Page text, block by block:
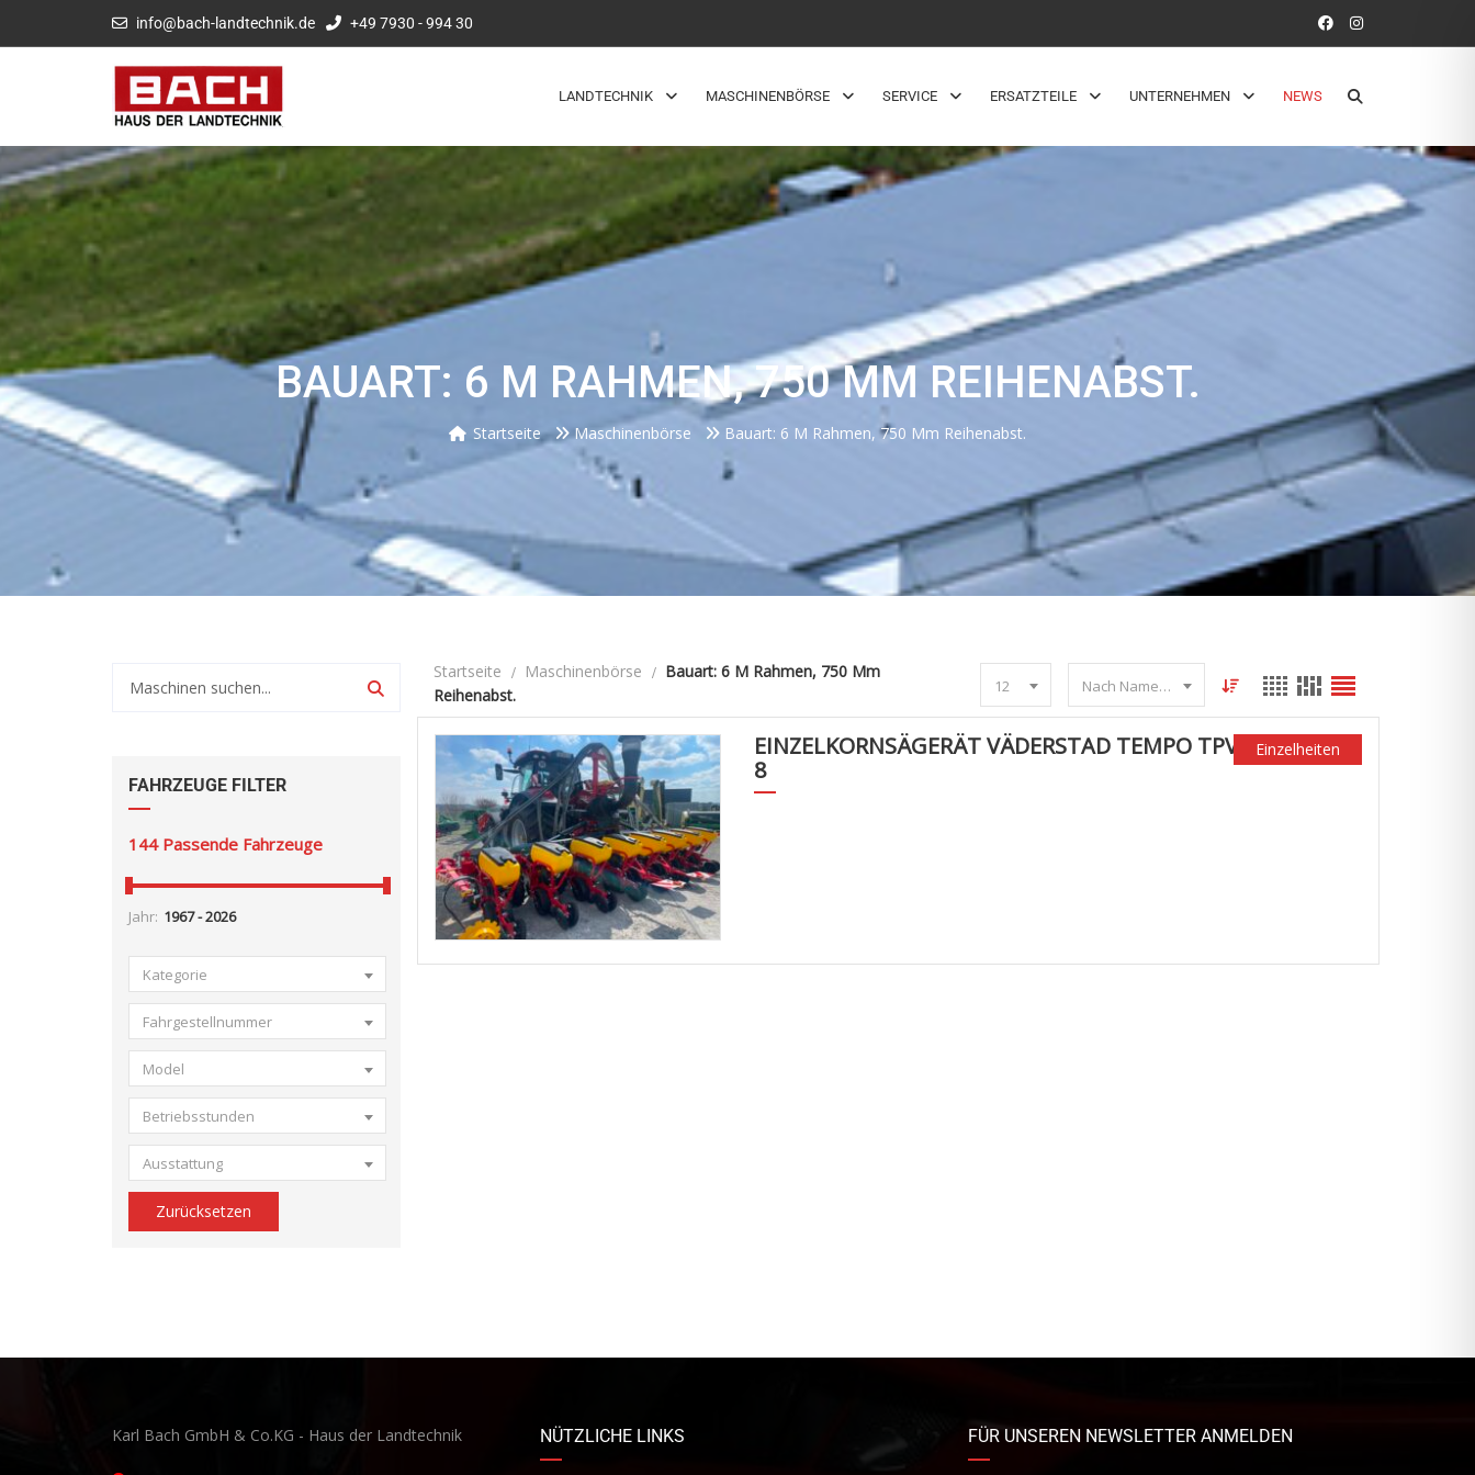
info@bach-landtechnik.de +49 7930 - 994 30
LANDTECHNIK MASCHINENBÖRSE SERVICE ERSATZTEILE UNTERNEHMEN NEWS
BAUART: 6 M RAHMEN, 750 MM REIHENABST.
Startseite Maschinenbörse Bauart: 6 M Rahmen, 750 Mm Reihenabst.
FAHRZEUGE FILTER
144 Passende Fahrzeuge
Jahr:
Kategorie
Fahrgestellnummer
Model
Betriebsstunden
Ausstattung
Zurücksetzen
Startseite Maschinenbörse
Bauart: 6 M Rahmen, 750 Mm
Reihenabst.
12 Nach Name sortieren
EINZELKORNSÄGERÄT VÄDERSTAD TEMPO TPV
8
Einzelheiten
Karl Bach GmbH & Co.KG - Haus der Landtechnik NÜTZLICHE LINKS FÜR UNSEREN NEWSLETTER ANMELDEN